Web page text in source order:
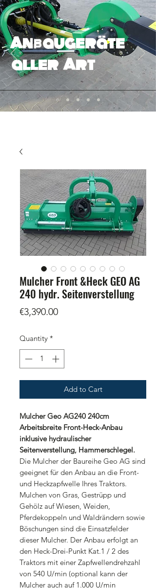
Anbaugeräte
aller Art
Mulcher Front &Heck GEO AG
240 hydr. Seitenverstellung
€3,390.00Price
Quantity *
Add to Cart
Mulcher Geo AG240 240cm
Arbeitsbreite Front-Heck-Anbau
inklusive hydraulischer
Seitenverstellung, Hammerschlegel.
Die Mulcher der Baureihe Geo AG sind
geeignet für den Anbau an die Front-
und Heckzapfwelle Ihres Traktors.
Mulchen von Gras, Gestrüpp und
Gehölz auf Wiesen, Weiden,
Pferdekoppeln und Waldrändern sowie
Böschungen sind die Einsatzfelder
dieser Mulcher. Der Anbau erfolgt an
den Heck-Drei-Punkt Kat.1 / 2 des
Traktors mit einer Zapfwellendrehzahl
von 540 U/min (optional kann der
Mulcher auch auf 1.000 U/min